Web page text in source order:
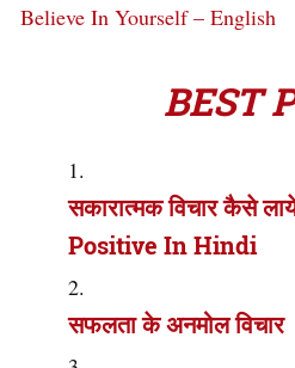
Believe In Yourself – English
BEST
सकारात्मक विचार कैसे
Positive In Hindi
सफलता के अनमोल विचार